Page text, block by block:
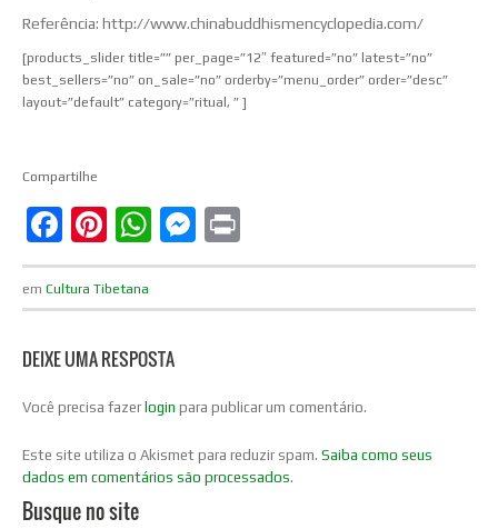
Referência: http://www.chinabuddhismencyclopedia.com/
[products_slider title=”” per_page=”12″ featured=”no” latest=”no”
best_sellers=”no” on_sale=”no” orderby=”menu_order” order=”desc”
layout=”default” category=”ritual, ” ]
Compartilhe
Facebook
Pinterest
WhatsApp
Messenger
em Cultura Tibetana
DEIXE UMA RESPOSTA
Você precisa fazer login para publicar um comentário.
Este site utiliza o Akismet para reduzir spam. Saiba como seus
dados em comentários são processados.
Busque no site